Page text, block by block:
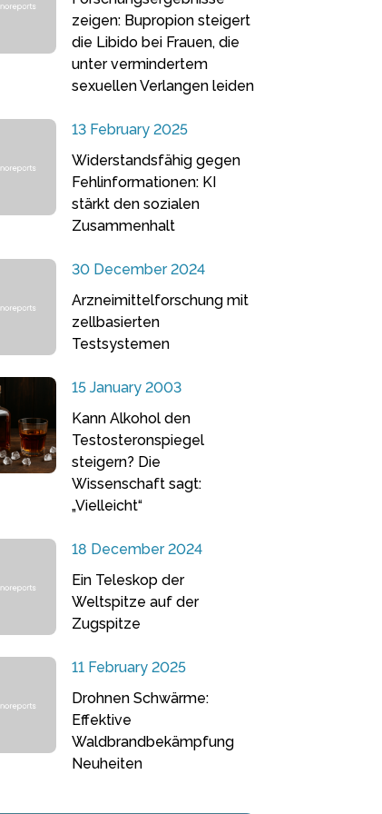
zeigen: Bupropion steigert
die Libido bei Frauen, die
unter vermindertem
sexuellen Verlangen leiden
13 February 2025
Widerstandsfähig gegen
Fehlinformationen: KI
stärkt den sozialen
Zusammenhalt
30 December 2024
Arzneimittelforschung mit
zellbasierten
Testsystemen
15 January 2003
Kann Alkohol den
Testosteronspiegel
steigern? Die
Wissenschaft sagt:
„Vielleicht“
18 December 2024
Ein Teleskop der
Weltspitze auf der
Zugspitze
11 February 2025
Drohnen Schwärme:
Effektive
Waldbrandbekämpfung
Neuheiten